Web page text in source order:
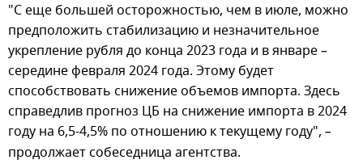
"С еще большей осторожностью, чем в июле, можно
предположить стабилизацию и незначительное
укрепление рубля до конца 2023 года и в январе –
середине февраля 2024 года. Этому будет
способствовать снижение объемов импорта. Здесь
справедлив прогноз ЦБ на снижение импорта в 2024
году на 6,5-4,5% по отношению к текущему году", –
продолжает собеседница агентства.